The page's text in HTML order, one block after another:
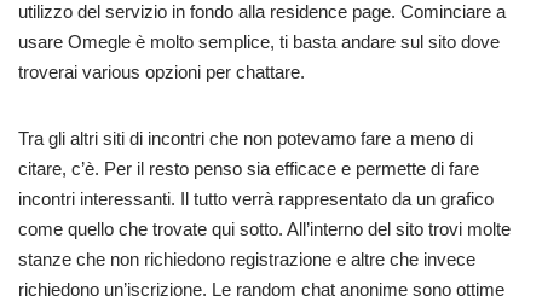
utilizzo del servizio in fondo alla residence page. Cominciare a
usare Omegle è molto semplice, ti basta andare sul sito dove
troverai various opzioni per chattare.
Tra gli altri siti di incontri che non potevamo fare a meno di
citare, c’è. Per il resto penso sia efficace e permette di fare
incontri interessanti. Il tutto verrà rappresentato da un grafico
come quello che trovate qui sotto. All’interno del sito trovi molte
stanze che non richiedono registrazione e altre che invece
richiedono un’iscrizione. Le random chat anonime sono ottime